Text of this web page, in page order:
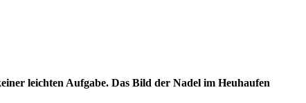
leichten Aufgabe. Das Bild der Nadel im Heuhaufen